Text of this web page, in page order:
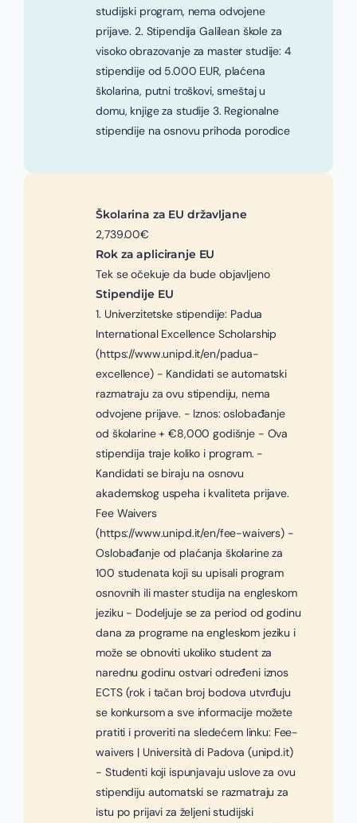
studijski program, nema odvojene
prijave. 2. Stipendija Galilean škole za
visoko obrazovanje za master studije: 4
stipendije od 5.000 EUR, plaćena
školarina, putni troškovi, smeštaj u
domu, knjige za studije 3. Regionalne
stipendije na osnovu prihoda porodice
Školarina za EU državljane
2,739.00€
Rok za apliciranje EU
Tek se očekuje da bude objavljeno
Stipendije EU
1. Univerzitetske stipendije: Padua
International Excellence Scholarship
(https://www.unipd.it/en/padua-
excellence) - Kandidati se automatski
razmatraju za ovu stipendiju, nema
odvojene prijave. - Iznos: oslobađanje
od školarine + €8,000 godišnje - Ova
stipendija traje koliko i program. -
Kandidati se biraju na osnovu
akademskog uspeha i kvaliteta prijave.
Fee Waivers
(https://www.unipd.it/en/fee-waivers) -
Oslobađanje od plaćanja školarine za
100 studenata koji su upisali program
osnovnih ili master studija na engleskom
jeziku - Dodeljuje se za period od godinu
dana za programe na engleskom jeziku i
može se obnoviti ukoliko student za
narednu godinu ostvari određeni iznos
ECTS (rok i tačan broj bodova utvrđuju
se konkursom a sve informacije možete
pratiti i proveriti na sledećem linku: Fee-
waivers | Università di Padova (unipd.it)
- Studenti koji ispunjavaju uslove za ovu
stipendiju automatski se razmatraju za
istu po prijavi za željeni studijski